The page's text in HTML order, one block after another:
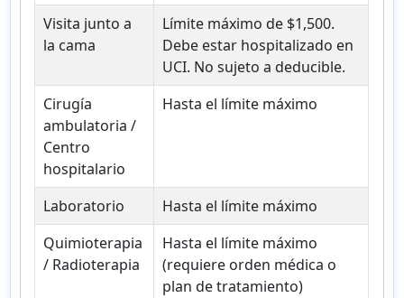
Visita junto a
la cama
Límite máximo de $1,500.
Debe estar hospitalizado en
UCI. No sujeto a deducible.
Cirugía
ambulatoria /
Centro
hospitalario
Hasta el límite máximo
Laboratorio
Hasta el límite máximo
Quimioterapia
/ Radioterapia
Hasta el límite máximo
(requiere orden médica o
plan de tratamiento)